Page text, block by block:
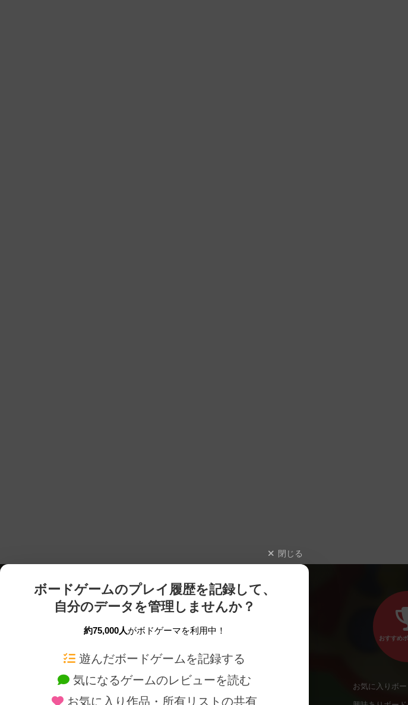
閉じる
ボードゲームのプレイ履歴を記録して、
自分のデータを管理しませんか？
約75,000人がボドゲーマを利用中！
遊んだボードゲームを記録する
気になるゲームのレビューを読む
お気に入り作品・所有リストの共有
ボードゲームを検索する 新作・再入荷情報
おすすめ
お気に入りボ